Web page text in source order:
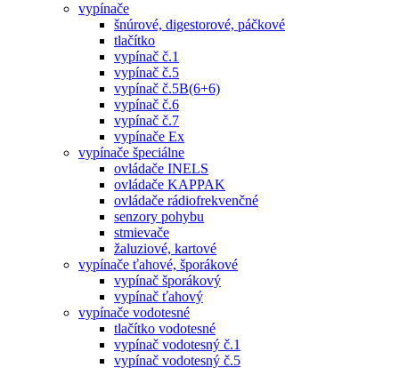
vypínače
šnúrové, digestorové, páčkové
tlačítko
vypínač č.1
vypínač č.5
vypínač č.5B(6+6)
vypínač č.6
vypínač č.7
vypínače Ex
vypínače špeciálne
ovládače INELS
ovládače KAPPAK
ovládače rádiofrekvenčné
senzory pohybu
stmievače
žaluziové, kartové
vypínače ťahové, šporákové
vypínač šporákový
vypínač ťahový
vypínače vodotesné
tlačítko vodotesné
vypínač vodotesný č.1
vypínač vodotesný č.5